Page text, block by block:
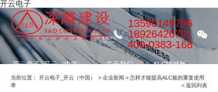
开云电子
13590149796
18926426791
400-0383-168
开云电子_开云（中国） 关于我们 ALC隔墙板
当前位置： 开云电子_开云（中国） >企业新闻 >怎样才能提高ALC板的重复使用
率
< 返回列表